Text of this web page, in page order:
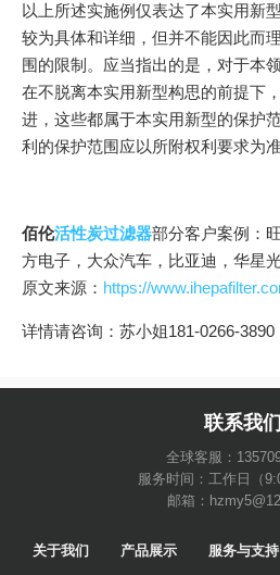
以上所述实施例仅表达了本实用新
较为具体和详细，但并不能因此而
围的限制。应当指出的是，对于本
在不脱离本实用新型构思的前提下
进，这些都属于本实用新型的保护
利的保护范围应以所附权利要求为准
佰伦活性炭过滤器部分客户案例：
方电子，大众汽车，比亚迪，华星光
原文来源： https://
详情请咨询：苏小姐181-0266-3890
联系我们
全球客服：
服务时间：工作日（
邮箱：
关于我们 产品展示 服务与支持